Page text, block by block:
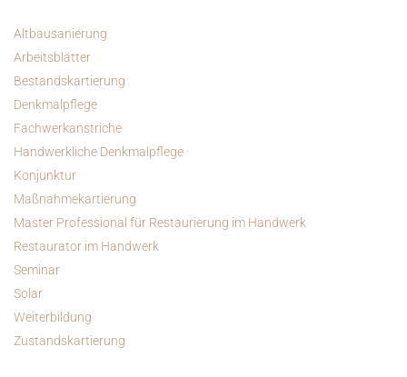
Altbausanierung
Arbeitsblätter
Bestandskartierung
Denkmalpflege
Fachwerkanstriche
Handwerkliche Denkmalpflege
Konjunktur
Maßnahmekartierung
Master Professional für Restaurierung im Handwerk
Restaurator im Handwerk
Seminar
Solar
Weiterbildung
Zustandskartierung